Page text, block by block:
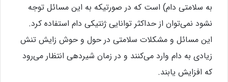
به سلامتی دام) است که در صورتیکه به این مسائل توجه
نشود نمی‌توان از حداکثر توانایی ژنتیکی دام استفاده کرد.
این مسائل و مشکلات سلامتی در حول و حوش زایش تنش
زیادی به دام وارد می‌کنند و در زمان شیردهی انتظار می‌رود
که افزایش یابند.